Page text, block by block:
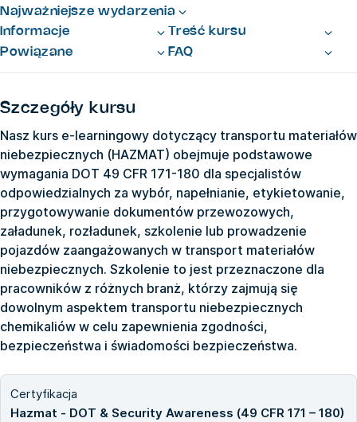
Najważniejsze wydarzenia
Informacje
Treść kursu
Powiązane
FAQ
Szczegóły kursu
Nasz kurs e-learningowy dotyczący transportu materiałów
niebezpiecznych (HAZMAT) obejmuje podstawowe
wymagania DOT 49 CFR 171-180 dla specjalistów
odpowiedzialnych za wybór, napełnianie, etykietowanie,
przygotowywanie dokumentów przewozowych,
załadunek, rozładunek, szkolenie lub prowadzenie
pojazdów zaangażowanych w transport materiałów
niebezpiecznych. Szkolenie to jest przeznaczone dla
pracowników z różnych branż, którzy zajmują się
dowolnym aspektem transportu niebezpiecznych
chemikaliów w celu zapewnienia zgodności,
bezpieczeństwa i świadomości bezpieczeństwa.
Certyfikacja
Hazmat - DOT & Security Awareness (49 CFR 171 – 180)